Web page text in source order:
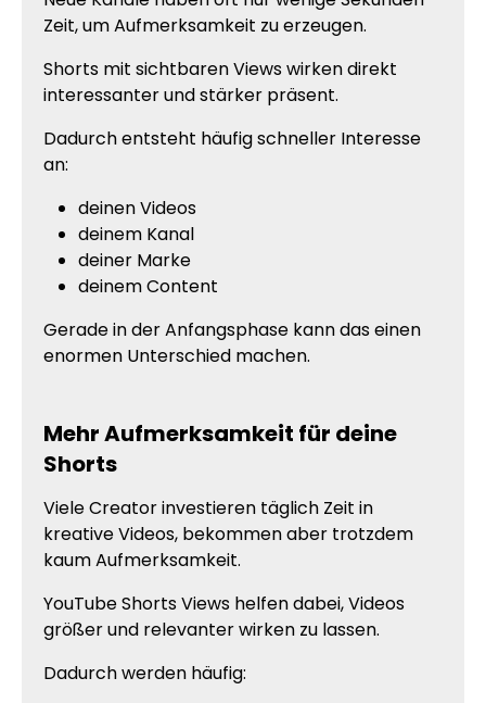
Zeit, um Aufmerksamkeit zu erzeugen.
Shorts mit sichtbaren Views wirken direkt
interessanter und stärker präsent.
Dadurch entsteht häufig schneller Interesse
an:
deinen Videos
deinem Kanal
deiner Marke
deinem Content
Gerade in der Anfangsphase kann das einen
enormen Unterschied machen.
Mehr Aufmerksamkeit für deine
Shorts
Viele Creator investieren täglich Zeit in
kreative Videos, bekommen aber trotzdem
kaum Aufmerksamkeit.
YouTube Shorts Views helfen dabei, Videos
größer und relevanter wirken zu lassen.
Dadurch werden häufig: